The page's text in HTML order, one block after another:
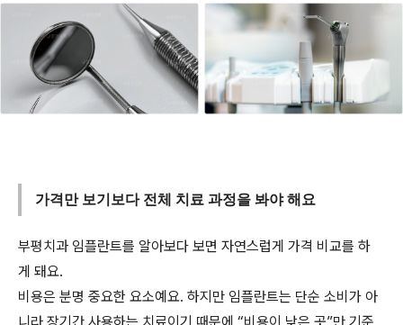
가격만 보기보다 전체 치료 과정을 봐야 해요
부평치과 임플란트를 알아보다 보면 자연스럽게 가격 비교를 하
게 돼요.
비용은 분명 중요한 요소예요. 하지만 임플란트는 단순 소비가 아